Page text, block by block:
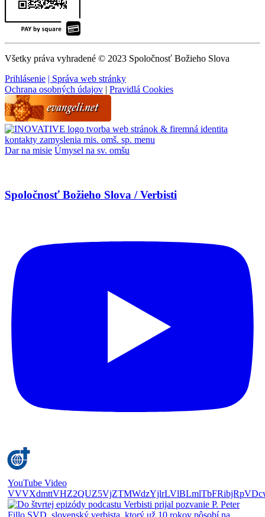
Všetky práva vyhradené © 2023 Spoločnosť Božieho Slova
Prihlásenie | Správa web stránky
Ochrana osobných údajov | Pravidlá Cookies
tvorba web stránok & firemná identita
kontakty zamyslenia mis. omš. sp. menu
Dar na misie Úmysel na sv. omšu
Spoločnosť Božieho Slova / Verbisti
YouTube Video